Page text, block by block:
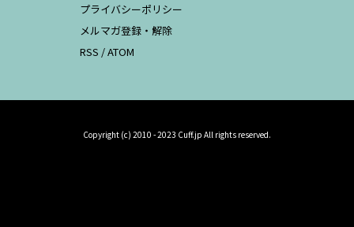
プライバシーポリシー
メルマガ登録・解除
RSS /ATOM
Copyright (c) 2010 - 2023 Cuff.jp All rights reserved.